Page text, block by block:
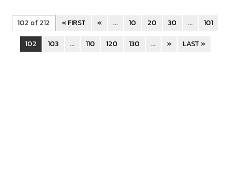
102 of 212 « FIRST « ... 10 20 30 ...
101
102
103 ... 110 120 130 ... » LAST »